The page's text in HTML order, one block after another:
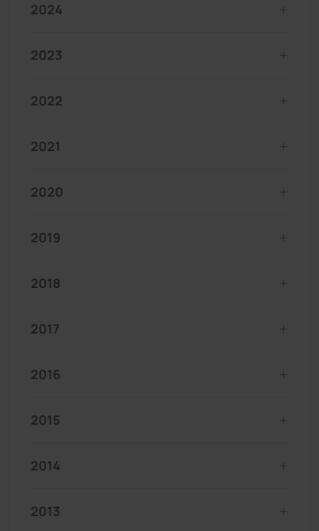
2024
2023
2022
2021
2020
2019
2018
2017
2016
2015
2014
2013